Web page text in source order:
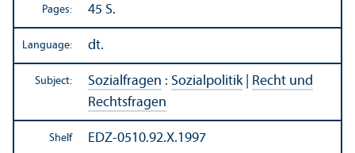
Pages: 45 S.
Language: dt.
Subject: Sozialfragen : Sozialpolitik| Recht und
Rechtsfragen
Shelf
EDZ-0510.92.X.1997